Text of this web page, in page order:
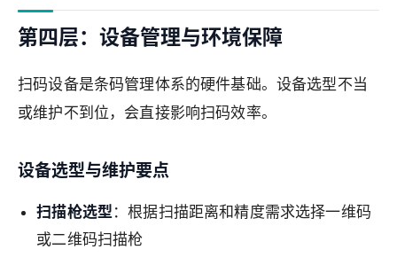
第四层：设备管理与环境保障
扫码设备是条码管理体系的硬件基础。设备选型不当
或维护不到位，会直接影响扫码效率。
设备选型与维护要点
扫描枪选型：根据扫描距离和精度需求选择一维码
或二维码扫描枪